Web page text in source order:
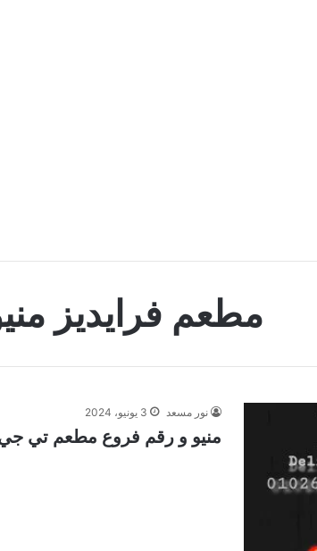
مطعم فرايديز
نور مسعد 3 يونيو، 2024
منيو و رقم فروع مطعم تي جي آي